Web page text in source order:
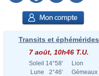
Transits et éphémérides
7 août, 10h46 T.U.
Soleil 14°58'
Lion
Lune
2°46'
Gémeaux